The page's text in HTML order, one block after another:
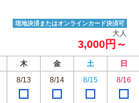
現地決済またはオンラインカード決済可
大人
3,000円～
木 金 土
日
8/13 8/14 8/15 8/16